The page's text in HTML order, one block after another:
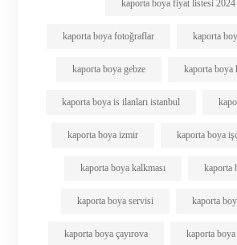
kaporta boya fiyat listesi 2024
kaporta boya fotoğraflar kaporta
kaporta boya gebze kaporta boya
kaporta boya is ilanları istanbul
kaporta boya izmir kaporta boya
kaporta boya kalkması kaporta
kaporta boya servisi kaporta
kaporta boya çayırova kaporta boya